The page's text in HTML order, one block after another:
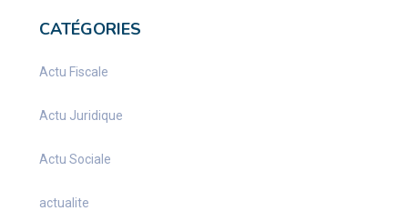
CATÉGORIES
Actu Fiscale
Actu Juridique
Actu Sociale
actualite